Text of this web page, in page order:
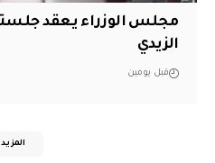
مجلس الوزراء يعقد جلسته
الزيدي
قبل يومين
المزيد